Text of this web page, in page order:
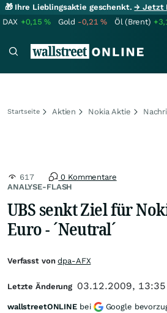
🎁 Ihre Lieblingsaktie geschenkt.→ Jetzt
DAX +0,15% Gold -0,21% Öl (Brent)
Startseite Aktien Nokia Aktie
ANALYSE-FLASH
617 0 Kommentare
UBS senkt Ziel für
Euro - ´Neutral´
Verfasst vondpa-AFX
Letzte Änderung 03.12.2009, 13:35
wallstreetONLINE bei Google